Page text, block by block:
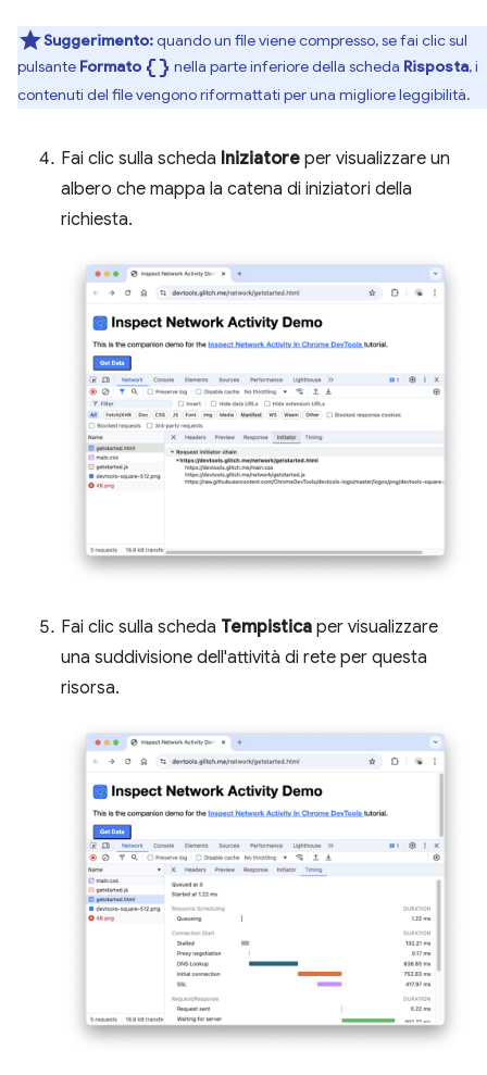
Suggerimento:quando un file viene compresso, se fai clic sul
pulsante Formato data_object nella parte inferiore della scheda Risposta, i
contenuti del file vengono riformattati per una migliore leggibilità.
Fai clic sulla scheda Iniziatore per visualizzare un
albero che mappa la catena di iniziatori della
richiesta.
Fai clic sulla scheda Tempistica per visualizzare
una suddivisione dell'attività di rete per questa
risorsa.